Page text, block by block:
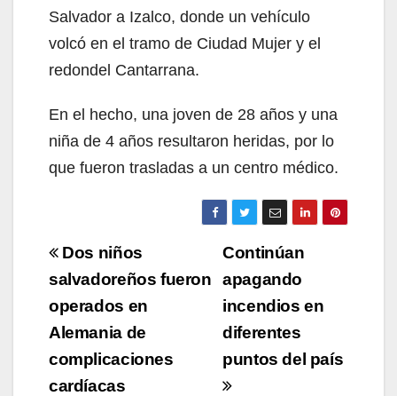
Salvador a Izalco, donde un vehículo
volcó en el tramo de Ciudad Mujer y el
redondel Cantarrana.
En el hecho, una joven de 28 años y una
niña de 4 años resultaron heridas, por lo
que fueron trasladas a un centro médico.
Navegación
de
entradas
Continúan
apagando
incendios en
diferentes
puntos del país
Dos niños
salvadoreños fueron
operados en
Alemania de
complicaciones
cardíacas